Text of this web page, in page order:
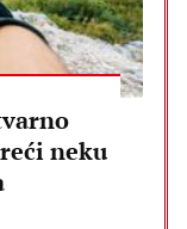
neku